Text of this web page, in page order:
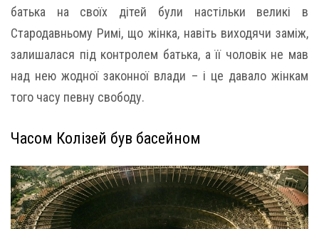
батька на своїх дітей були настільки великі в
Стародавньому Римі, що жінка, навіть виходячи заміж,
залишалася під контролем батька, а її чоловік не мав
над нею жодної законної влади – і це давало жінкам
того часу певну свободу.
Часом Колізей був басейном